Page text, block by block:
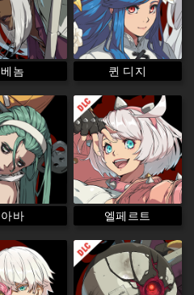
베놈 퀸 디지
아바 엘페르트